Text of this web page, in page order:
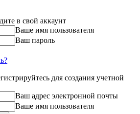
в свой аккаунт
Ваше имя пользователя
Ваш пароль
для создания учетной
Ваш адрес электронной почты
Ваше имя пользователя